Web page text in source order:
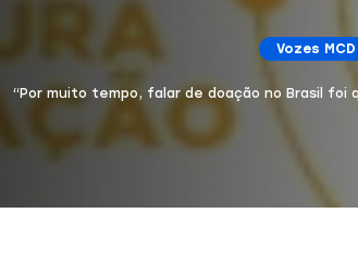
Vozes MCD
“Por muito tempo, falar de doação no Brasil foi